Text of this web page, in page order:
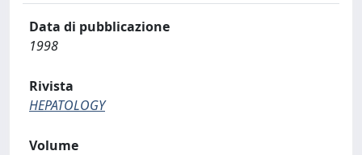
Data di pubblicazione
1998
Rivista
HEPATOLOGY
Volume